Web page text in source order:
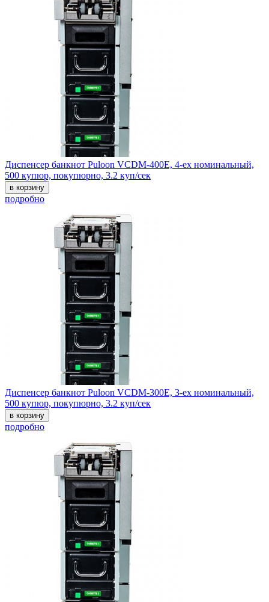
Диспенсер банкнот Puloon VCDM-400E, 4-ех номинальный,
500 купюр, покупюрно, 3.2 куп/сек
в корзину
подробно
Диспенсер банкнот Puloon VCDM-300E, 3-ех номинальный,
500 купюр, покупюрно, 3.2 куп/сек
в корзину
подробно